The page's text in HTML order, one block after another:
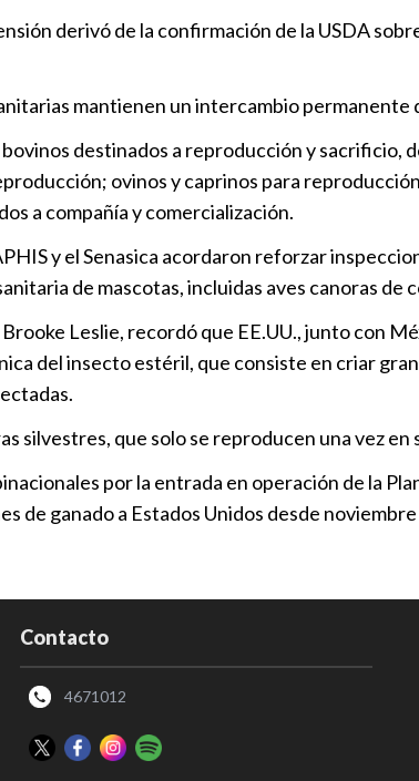
derivó de la confirmación de la USDA
mantienen un intercambio permanente
destinados a reproducción y
ovinos y caprinos para
a compañía y comercialización.
y el Senasica acordaron reforzar
de mascotas, incluidas aves canoras de
Leslie, recordó que EE.UU., junto con
del insecto estéril, que consiste en criar
silvestres, que solo se reproducen una vez en
por la entrada en operación de la
de ganado a Estados Unidos desde
Contacto
4671012